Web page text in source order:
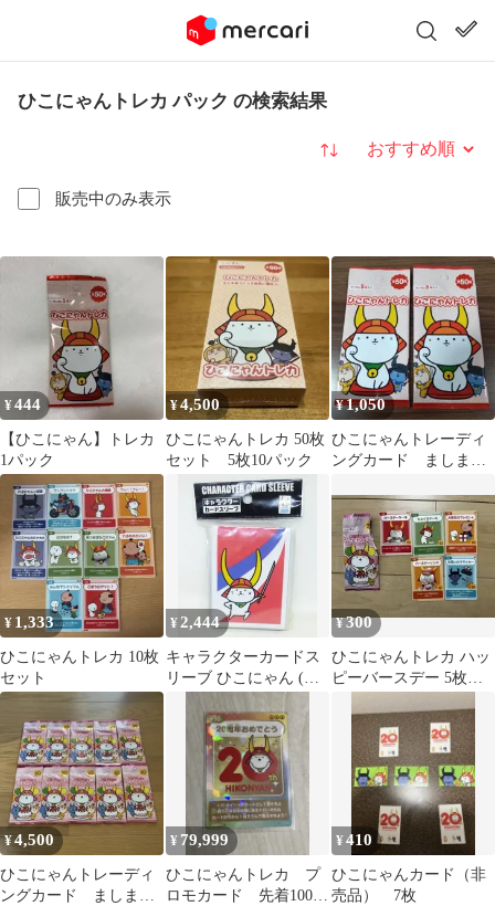
ひこにゃんトレカ パック の検索結果
販売中のみ表示
並び替え
¥444
【ひこにゃん】トレカ
1パック
¥4,500
ひこにゃんトレカ 50枚
セット 5枚10パック
¥1,050
ひこにゃんトレーディ
ングカード ましまし
¥ 1,333
ひこにゃんトレカ 10枚
セット
¥2,444
キャラクターカードス
リーブ ひこにゃん (赤/
¥300
ひこにゃんトレカ ハッ
ピーバースデー 5枚セ
¥4,500
ひこにゃんトレーディ
ングカード ましまし
¥ 79,999
ひこにゃんトレカ プ
ロモカード 先着100名
¥410
ひこにゃんカード（非
売品） 7枚